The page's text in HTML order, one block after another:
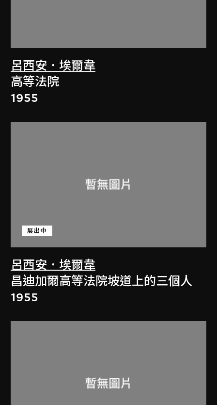
呂西安．埃爾韋
高等法院
1955
呂西安．埃爾韋
展出中
昌迪加爾高等法院坡道上的三個人
1955